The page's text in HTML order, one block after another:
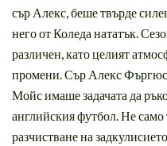
сър Алекс, беше твърде
него от Коледа нататък.
различен, като целият
промени. Сър Алекс
Мойс имаше задачата да
английския футбол. Не
разчистване на